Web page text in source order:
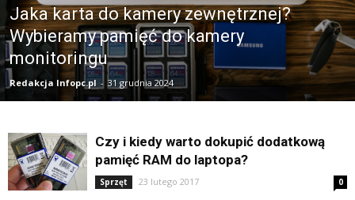
Jaka karta do kamery zewnętrznej?
Wybieramy pamięć do kamery
monitoringu
Redakcja Infopc.pl - 31 grudnia 2024
Czy i kiedy warto dokupić dodatkową
pamięć RAM do laptopa?
Sprzęt 23 lutego 2017 0